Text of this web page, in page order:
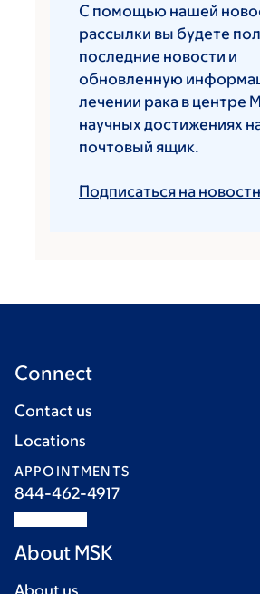
С помощью нашей
рассылки вы будете
последние новости и
обновленную
лечении рака в центре
научных достижениях
почтовый ящик.
Подписаться на
Connect
Contact us
Locations
APPOINTMENTS
844-462-4917
About MSK
About us